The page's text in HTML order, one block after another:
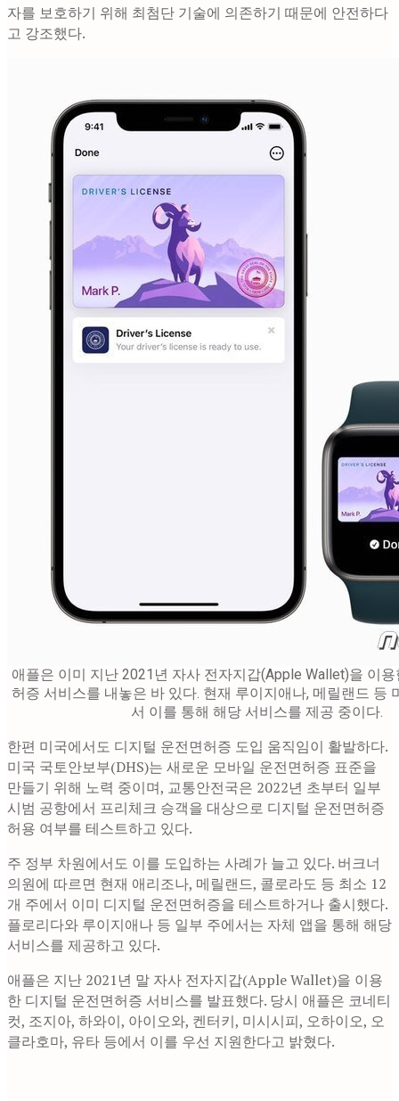
자를 보호하기 위해 최첨단 기술에 의존하기 때문에 안전하다
고 강조했다.
애플은 이미 지난 2021년 자사 전자지갑(Apple Wallet)을 이
허증 서비스를 내놓은 바 있다. 현재 루이지애나, 메릴랜드 등
서 이를 통해 해당 서비스를 제공 중이다.
한편 미국에서도 디지털 운전면허증 도입 움직임이 활발하다.
미국 국토안보부(DHS)는 새로운 모바일 운전면허증 표준을
만들기 위해 노력 중이며, 교통안전국은 2022년 초부터 일부
시범 공항에서 프리체크 승객을 대상으로 디지털 운전면허증
허용 여부를 테스트하고 있다.
주 정부 차원에서도 이를 도입하는 사례가 늘고 있다. 버크너
의원에 따르면 현재 애리조나, 메릴랜드, 콜로라도 등 최소 12
개 주에서 이미 디지털 운전면허증을 테스트하거나 출시했다.
플로리다와 루이지애나 등 일부 주에서는 자체 앱을 통해 해당
서비스를 제공하고 있다.
애플은 지난 2021년 말 자사 전자지갑(Apple Wallet)을 이용
한 디지털 운전면허증 서비스를 발표했다. 당시 애플은 코네티
컷, 조지아, 하와이, 아이오와, 켄터키, 미시시피, 오하이오, 오
클라호마, 유타 등에서 이를 우선 지원한다고 밝혔다.